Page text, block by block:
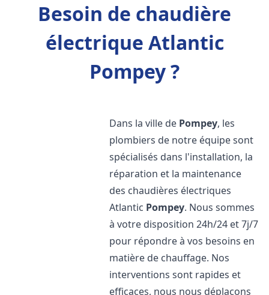
Besoin de chaudière
électrique Atlantic
Pompey ?
Dans la ville de Pompey, les
plombiers de notre équipe sont
spécialisés dans l'installation, la
réparation et la maintenance
des chaudières électriques
Atlantic Pompey. Nous sommes
à votre disposition 24h/24 et 7j/7
pour répondre à vos besoins en
matière de chauffage. Nos
interventions sont rapides et
efficaces, nous nous déplaçons